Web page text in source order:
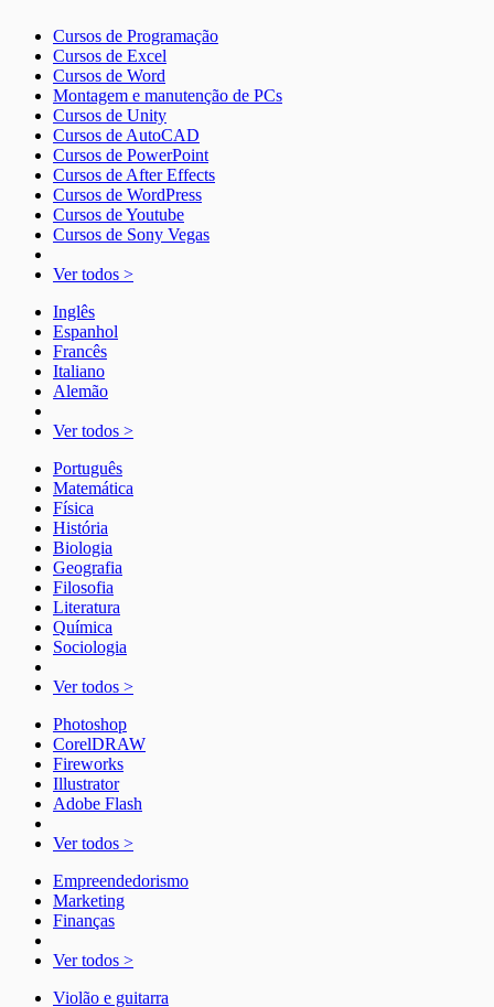
Cursos de Programação
Cursos de Excel
Cursos de Word
Montagem e manutenção de PCs
Cursos de Unity
Cursos de AutoCAD
Cursos de PowerPoint
Cursos de After Effects
Cursos de WordPress
Cursos de Youtube
Cursos de Sony Vegas
Ver todos >
Inglês
Espanhol
Francês
Italiano
Alemão
Ver todos >
Português
Matemática
Física
História
Biologia
Geografia
Filosofia
Literatura
Química
Sociologia
Ver todos >
Photoshop
CorelDRAW
Fireworks
Illustrator
Adobe Flash
Ver todos >
Empreendedorismo
Marketing
Finanças
Ver todos >
Violão e guitarra